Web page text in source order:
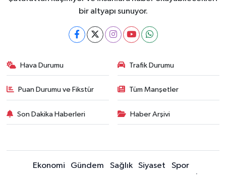
bir altyapı sunuyor.
Hava Durumu Trafik Durumu
Puan Durumu ve Fikstür Tüm Manşetler
Son Dakika Haberleri Haber Arşivi
Ekonomi Gündem Sağlık Siyaset
Spor